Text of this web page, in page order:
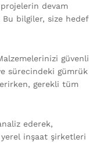
devam
bilgiler, size hedef
güvenli
sürecindeki gümrük
gerekli tüm
ederek,
inşaat şirketleri